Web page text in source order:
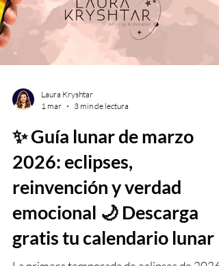
Laura Kryshtar
1 mar
3 min de lectura
✨ Guía lunar de marzo
2026: eclipses,
reinvención y verdad